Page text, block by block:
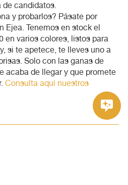
de candidatos.
y probarlos? Pásate por
Ejea. Tenemos en stock el
en varios colores, listos para
si te apetece, te lleves uno a
Solo con las ganas de
acaba de llegar y que promete
Consulta aquí nuestros